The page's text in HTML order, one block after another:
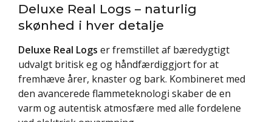
Deluxe Real Logs – naturlig
skønhed i hver detalje
Deluxe Real Logs er fremstillet af bæredygtigt
udvalgt britisk eg og håndfærdiggjort for at
fremhæve årer, knaster og bark. Kombineret med
den avancerede flammeteknologi skaber de en
varm og autentisk atmosfære med alle fordelene